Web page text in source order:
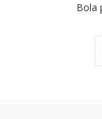
Bola